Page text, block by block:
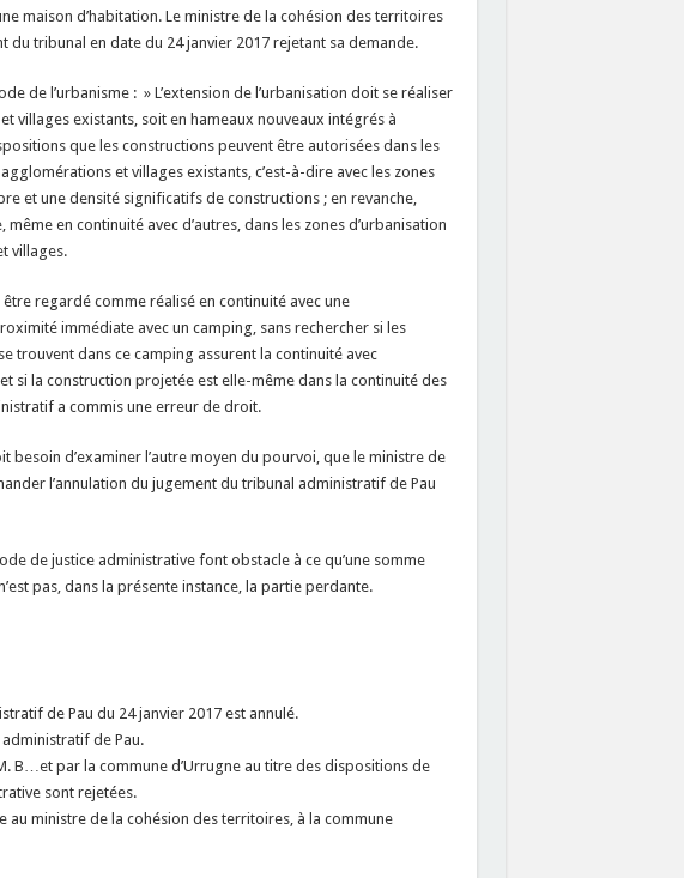
maison d’habitation. Le ministre de la cohésion des territoires
du tribunal en date du 24 janvier 2017 rejetant sa demande.
de l’urbanisme : » L’extension de l’urbanisation doit se réaliser
villages existants, soit en hameaux nouveaux intégrés à
que les constructions peuvent être autorisées dans les
et villages existants, c’est-à-dire avec les zones
et une densité significatifs de constructions ; en revanche,
en continuité avec d’autres, dans les zones d’urbanisation
villages.
regardé comme réalisé en continuité avec une
immédiate avec un camping, sans rechercher si les
trouvent dans ce camping assurent la continuité avec
si la construction projetée est elle-même dans la continuité des
a commis une erreur de droit.
besoin d’examiner l’autre moyen du pourvoi, que le ministre de
l’annulation du jugement du tribunal administratif de Pau
de justice administrative font obstacle à ce qu’une somme
pas, dans la présente instance, la partie perdante.
de Pau du 24 janvier 2017 est annulé.
de Pau.
B…et par la commune d’Urrugne au titre des dispositions de
sont rejetées.
au ministre de la cohésion des territoires, à la commune